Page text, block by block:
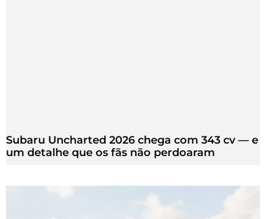
Subaru Uncharted 2026 chega com 343 cv — e
um detalhe que os fãs não perdoaram